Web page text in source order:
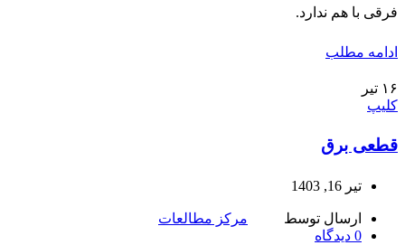
فرقی با هم ندارد.
ادامه مطلب
۱۶ تیر
کلیپ
قطعی برق
تیر 16, 1403
ارسال توسط
مرکز مطالعات
0 دیدگاه